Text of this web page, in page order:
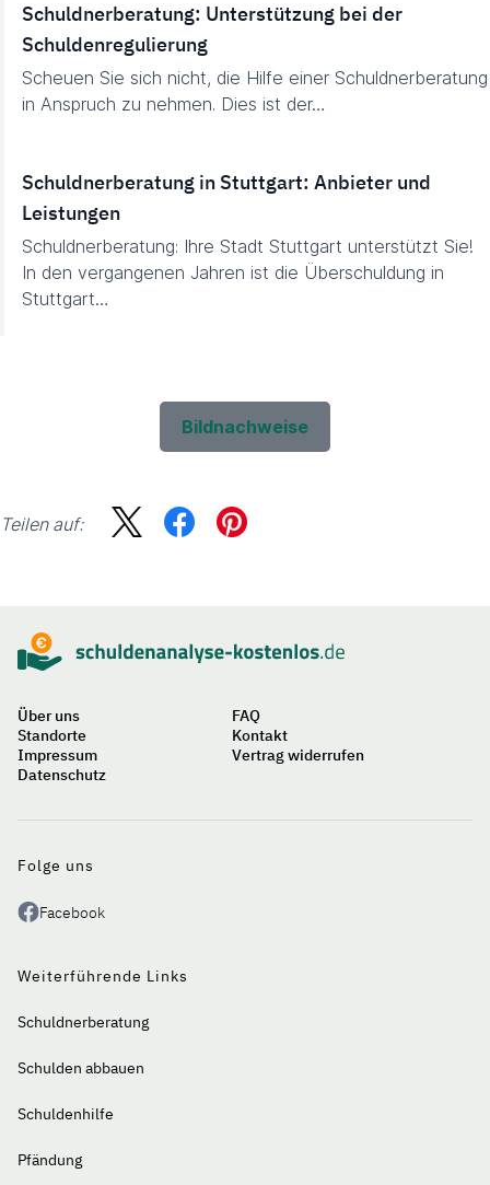
Schuldnerberatung: Unterstützung bei der
Schuldenregulierung
Scheuen Sie sich nicht, die Hilfe einer Schuldnerberatung
in Anspruch zu nehmen. Dies ist der…
Schuldnerberatung in Stuttgart: Anbieter und
Leistungen
Schuldnerberatung: Ihre Stadt Stuttgart unterstützt Sie!
In den vergangenen Jahren ist die Überschuldung in
Stuttgart…
Bildnachweise
Teilen auf:
Über uns
FAQ
Standorte
Kontakt
Impressum
Vertrag widerrufen
Datenschutz
Folge uns
Facebook
Weiterführende Links
Schuldnerberatung
Schulden abbauen
Schuldenhilfe
Pfändung